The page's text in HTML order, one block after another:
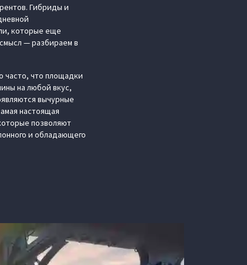
Гибриды и
которые еще
— разбираем в
часто, что площадки
на любой вкус,
вычурные
настоящая
позволяют
и обладающего